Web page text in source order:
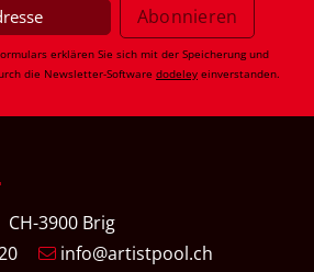
erklären Sie sich mit der Speicherung und
die Newsletter-Software dodeley einverstanden.
CH-3900 Brig
info@artistpool.ch